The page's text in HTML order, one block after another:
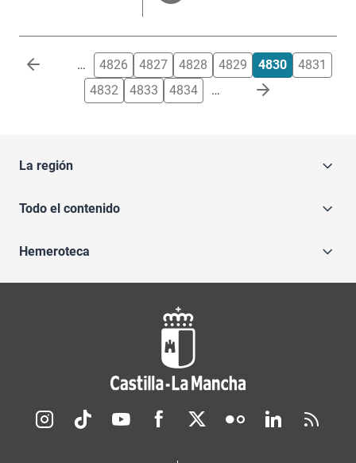
Paginación … 4826 4827 4828 4829 4830
4831
4832
4833 4834 …
La región
Todo el contenido
Hemeroteca
Redes sociales JCCM